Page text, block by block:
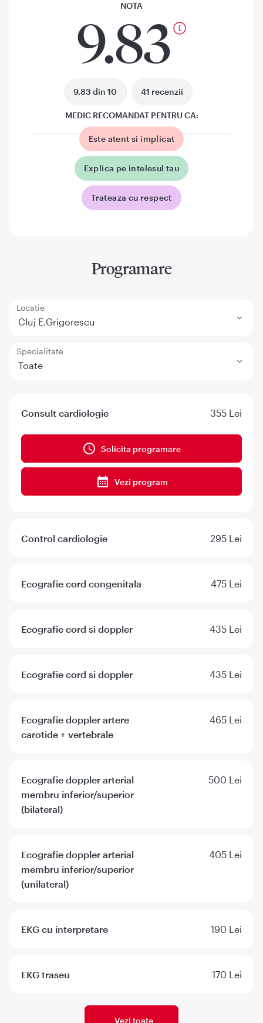
NOTA
9.83
9.83 din 10 41 recenzii
MEDIC RECOMANDAT PENTRU CA:
Este atent si implicat
Explica pe intelesul tau
Trateaza cu respect
Programare
Locatie
Cluj E.Grigorescu
Specialitate
Toate
Consult cardiologie 355 Lei
Solicita programare
Vezi program
Control cardiologie 295 Lei
Ecografie cord congenitala 475 Lei
Ecografie cord si doppler 435 Lei
Ecografie cord si doppler 435 Lei
Ecografie doppler artere
carotide + vertebrale
465 Lei
Ecografie doppler arterial
membru inferior/superior
(bilateral)
500 Lei
Ecografie doppler arterial
membru inferior/superior
(unilateral)
405 Lei
EKG cu interpretare 190 Lei
EKG traseu 170 Lei
Vezi toate